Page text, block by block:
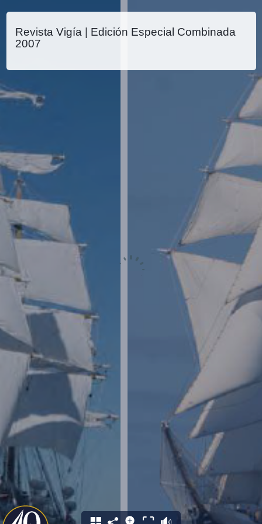
Revista Vigía | Edición Especial Combinada
2007